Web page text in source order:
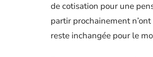
de cotisation pour une
partir prochainement
reste inchangée pour le